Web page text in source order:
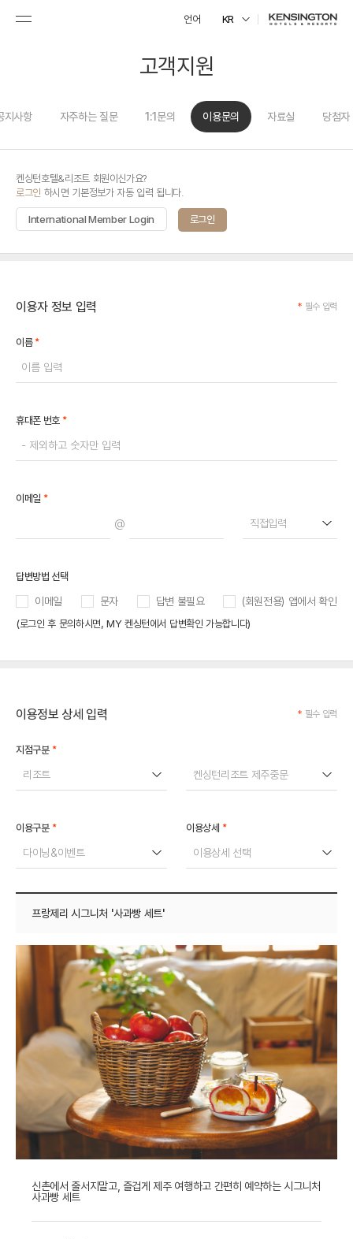
언어 KR
고객지원
지사항 자주하는 질문 1:1문의 이용문의 자료실 당첨자
켄싱턴호텔&리조트 회원이신가요?
로그인 하시면 기본정보가 자동 입력 됩니다.
International Member Login 로그인
이용자 정보 입력 * 필수 입력
이름*
휴대폰 번호*
이메일 *
@ 직접입력
답변방법 선택
이메일 문자 답변 불필요 (회원전용) 앱에서 확인
(로그인 후 문의하시면, MY 켄싱턴에서 답변확인 가능합니다)
이용정보 상세 입력 * 필수 입력
지점구분 *
리조트 켄싱턴리조트 제주중문
이용구분 *
다이닝&이벤트
이용상세 *
이용상세 선택
프랑제리 시그니처 '사과빵 세트'
신촌에서 줄서지말고, 즐겁게 제주 여행하고 간편히 예약하는 시그니처
사과빵 세트